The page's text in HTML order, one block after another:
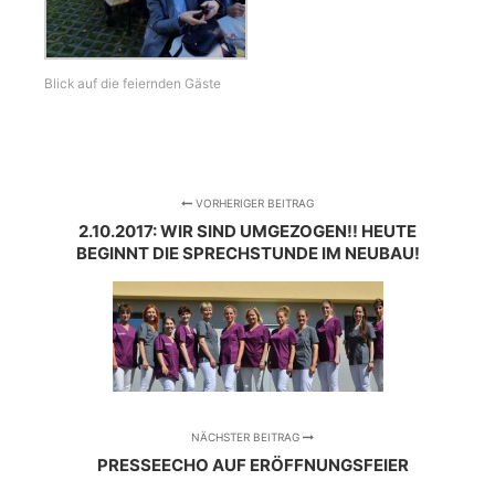
Blick auf die feiernden Gäste
VORHERIGER BEITRAG
2.10.2017: WIR SIND UMGEZOGEN!! HEUTE
BEGINNT DIE SPRECHSTUNDE IM NEUBAU!
NÄCHSTER BEITRAG
PRESSEECHO AUF ERÖFFNUNGSFEIER